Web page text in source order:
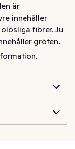
är
innehåller
fibrer. Ju
gröten.
och
som bidrar till en
som bidrar till
för att ditt